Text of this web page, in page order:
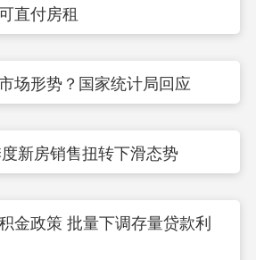
直付房租
场形势？国家统计局回应
新房销售扭转下滑态势
金政策 批量下调存量贷款利